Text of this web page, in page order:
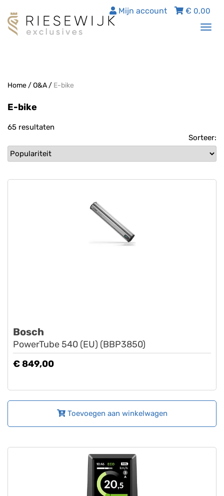
€ 0,00
Mijn account
Home/O&A/ E-bike
E-bike
65 resultaten
Sorteer:
Bosch
PowerTube 540 (EU) (BBP3850)
€ 849,00
Toevoegen aan winkelwagen